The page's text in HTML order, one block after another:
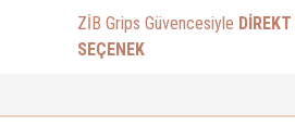
ZİB Grips Güvencesiyle
SEÇENEK